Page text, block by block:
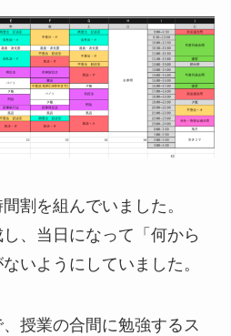
割を組んでいました。
、当⽇になって「何から
いようにしていました。
授業の合間に勉強するス